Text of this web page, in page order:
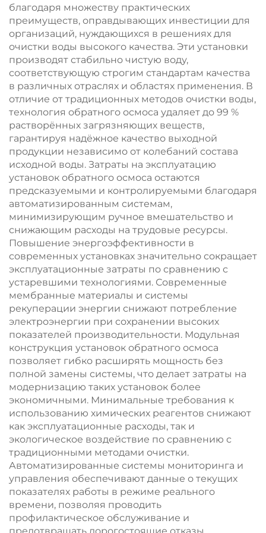
для промышленной
фильтрации воды
система для
питьевой воды в
фермерских домах
благодаря множеству практических
преимуществ, оправдывающих инвестиции для
организаций, нуждающихся в решениях для
очистки воды высокого качества. Эти установки
производят стабильно чистую воду,
соответствующую строгим стандартам качества
в различных отраслях и областях применения. В
отличие от традиционных методов очистки воды,
технология обратного осмоса удаляет до 99 %
растворённых загрязняющих веществ,
гарантируя надёжное качество выходной
продукции независимо от колебаний состава
исходной воды. Затраты на эксплуатацию
установок обратного осмоса остаются
предсказуемыми и контролируемыми благодаря
автоматизированным системам,
минимизирующим ручное вмешательство и
снижающим расходы на трудовые ресурсы.
Повышение энергоэффективности в
современных установках значительно сокращает
эксплуатационные затраты по сравнению с
устаревшими технологиями. Современные
мембранные материалы и системы
рекуперации энергии снижают потребление
электроэнергии при сохранении высоких
показателей производительности. Модульная
конструкция установок обратного осмоса
позволяет гибко расширять мощность без
полной замены системы, что делает затраты на
модернизацию таких установок более
экономичными. Минимальные требования к
использованию химических реагентов снижают
как эксплуатационные расходы, так и
экологическое воздействие по сравнению с
традиционными методами очистки.
Автоматизированные системы мониторинга и
управления обеспечивают данные о текущих
показателях работы в режиме реального
времени, позволяя проводить
профилактическое обслуживание и